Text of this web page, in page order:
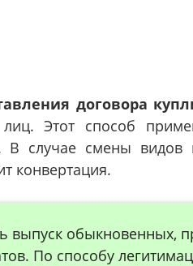
договора
Этот способ
В случае смены видов
конвертация.
выпуск обыкновенных,
По способу